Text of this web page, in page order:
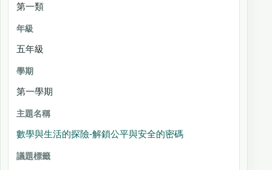
第一類
五年級
第一學期
數學與生活的探險-解鎖公平與安全的密碼